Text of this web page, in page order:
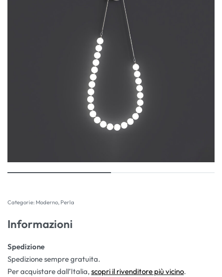
Categorie: Moderno, Perla
Informazioni
Spedizione
Spedizione sempre gratuita.
Per acquistare dall’Italia, scopri il rivenditore più vicino.